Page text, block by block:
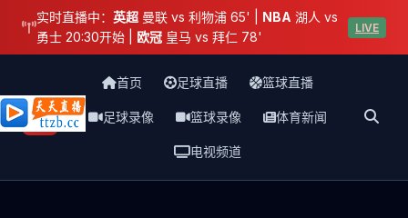
实时直播中： 英超 曼联 vs 利物浦 65' | NBA 湖人 vs
勇士 20:30开始 | 欧冠 皇马 vs 拜仁 78'
LIVE
天天直播网
首页 足球直播 篮球直播
足球录像 篮球录像 体育新闻
电视频道